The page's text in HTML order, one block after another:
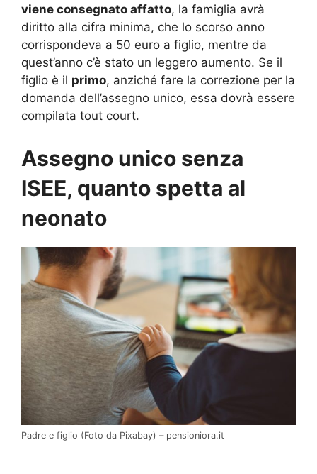
viene consegnato affatto, la famiglia avrà
diritto alla cifra minima, che lo scorso anno
corrispondeva a 50 euro a figlio, mentre da
quest’anno c’è stato un leggero aumento. Se il
figlio è il primo, anziché fare la correzione per la
domanda dell’assegno unico, essa dovrà essere
compilata tout court.
Assegno unico senza
ISEE, quanto spetta al
neonato
Padre e figlio (Foto da Pixabay) – pensioniora.it